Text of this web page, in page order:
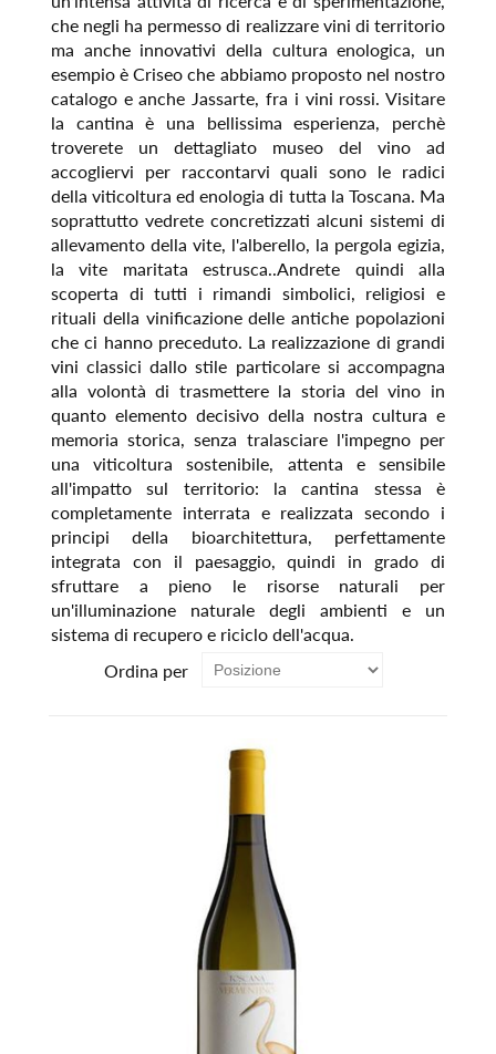
che negli ha permesso di realizzare vini di territorio
ma anche innovativi della cultura enologica, un
esempio è Criseo che abbiamo proposto nel nostro
catalogo e anche Jassarte, fra i vini rossi. Visitare
la cantina è una bellissima esperienza, perchè
troverete un dettagliato museo del vino ad
accogliervi per raccontarvi quali sono le radici
della viticoltura ed enologia di tutta la Toscana. Ma
soprattutto vedrete concretizzati alcuni sistemi di
allevamento della vite, l'alberello, la pergola egizia,
la vite maritata estrusca..Andrete quindi alla
scoperta di tutti i rimandi simbolici, religiosi e
rituali della vinificazione delle antiche popolazioni
che ci hanno preceduto. La realizzazione di grandi
vini classici dallo stile particolare si accompagna
alla volontà di trasmettere la storia del vino in
quanto elemento decisivo della nostra cultura e
memoria storica, senza tralasciare l'impegno per
una viticoltura sostenibile, attenta e sensibile
all'impatto sul territorio: la cantina stessa è
completamente interrata e realizzata secondo i
principi della bioarchitettura, perfettamente
integrata con il paesaggio, quindi in grado di
sfruttare a pieno le risorse naturali per
un'illuminazione naturale degli ambienti e un
sistema di recupero e riciclo dell'acqua.
Ordina per